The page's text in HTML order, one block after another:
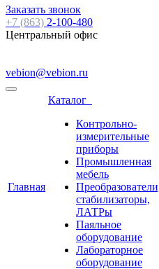
Заказать звонок
+7 (863) 2-100-480
Центральный офис
vebion@vebion.ru
Главная
Каталог
Контрольно-
измерительные
приборы
Промышленная
мебель
стабилизаторы,
ЛАТРы
Паяльное
оборудование
Лабораторное
оборудование